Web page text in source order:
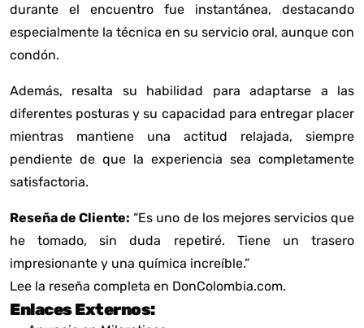
durante el encuentro fue instantánea, destacando
especialmente la técnica en su servicio oral, aunque con
condón.
Además, resalta su habilidad para adaptarse a las
diferentes posturas y su capacidad para entregar placer
mientras mantiene una actitud relajada, siempre
pendiente de que la experiencia sea completamente
satisfactoria.
Reseña de Cliente: “Es uno de los mejores servicios que
he tomado, sin duda repetiré. Tiene un trasero
impresionante y una química increíble.”
Lee la reseña completa en DonColombia.com.
Enlaces Externos: